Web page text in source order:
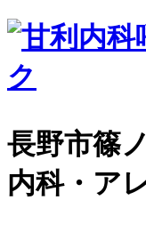
長野市篠
内科・ア